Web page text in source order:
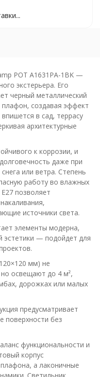
POT A1631PA-1BK —
экстерьера. Его
черный металлический
плафон, создавая эффект
в сад, террасу
архитектурные
к коррозии, и
даже при
или ветра. Степень
работу во влажных
позволяет
источники света.
элементы модерна,
эстетики — подойдет для
мм) не
освещают до 4 м²,
дорожках или малых
предусматривает
поверхности без
функциональности и
корпус
а лаконичные